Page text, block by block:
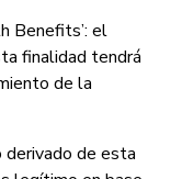
Benefits’: el
finalidad tendrá
de la
de esta